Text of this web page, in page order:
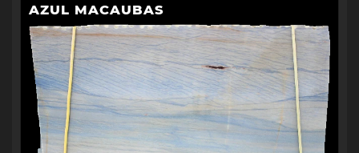
AZUL MACAUBAS